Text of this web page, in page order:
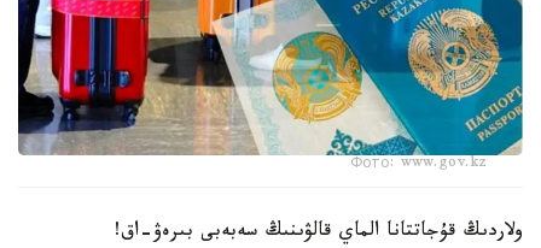
Фото: www.gov.kz
ولاردىڭ قۇجاتتانا الماي قالۋىنىڭ سەبەبى بىرەۋ-اق!